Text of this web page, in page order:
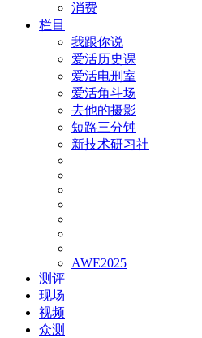
消费
栏目
我跟你说
爱活历史课
爱活电刑室
爱活角斗场
去他的摄影
短路三分钟
新技术研习社
AWE2025
测评
现场
视频
众测